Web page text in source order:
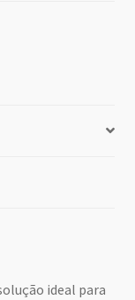
ideal para